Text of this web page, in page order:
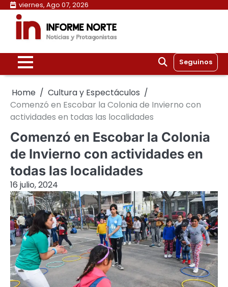
Skip
content
viernes, Ago 07, 2026
Seguinos
Home
Cultura y Espectáculos
Comenzó en Escobar la Colonia de Invierno con
actividades en todas las localidades
Comenzó en Escobar la Colonia
de Invierno con actividades en
todas las localidades
16 julio, 2024